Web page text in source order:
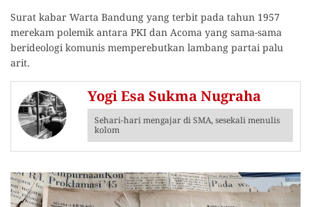
Surat kabar Warta Bandung yang terbit pada tahun 1957
merekam polemik antara PKI dan Acoma yang sama-sama
berideologi komunis memperebutkan lambang partai palu
arit.
Yogi Esa Sukma Nugraha
Sehari-hari mengajar di SMA, sesekali menulis
kolom